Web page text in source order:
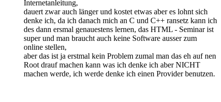
Internetanleitung,
dauert zwar auch länger und kostet etwas aber es lohnt sich
denke ich, da ich danach mich an C und C++ ransetz kann ich
des dann ersmal genauestens lernen, das HTML - Seminar ist
super und man braucht auch keine Software ausser zum
online stellen,
aber das ist ja erstmal kein Problem zumal man das eh auf nen
Root drauf machen kann was ich denke ich aber NICHT
machen werde, ich werde denke ich einen Provider benutzen.